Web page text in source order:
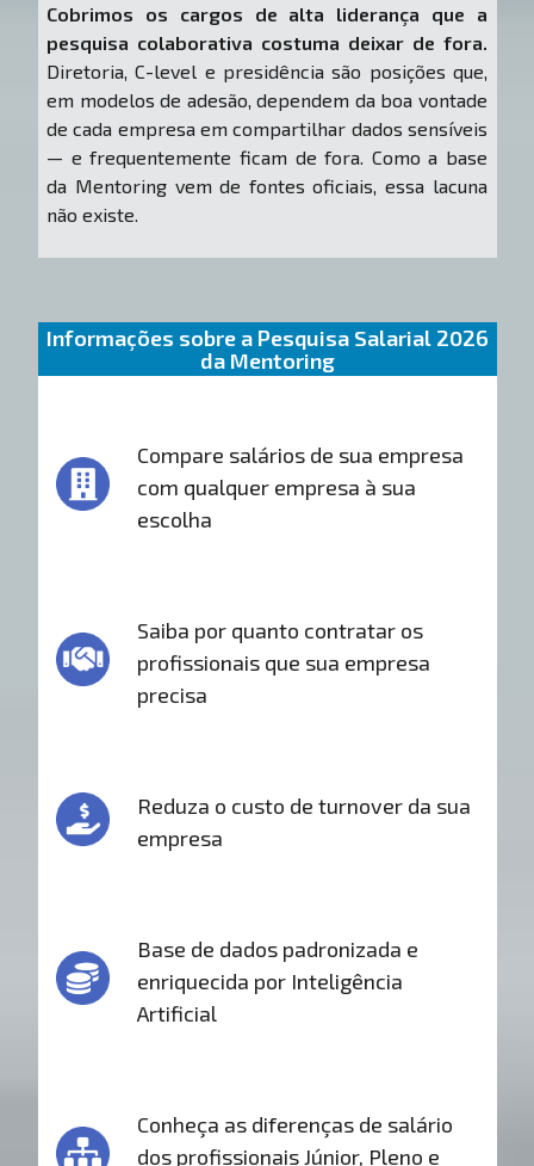
Cobrimos os cargos de alta liderança que a
pesquisa colaborativa costuma deixar de fora.
Diretoria, C-level e presidência são posições que,
em modelos de adesão, dependem da boa vontade
de cada empresa em compartilhar dados sensíveis
— e frequentemente ficam de fora. Como a base
da Mentoring vem de fontes oficiais, essa lacuna
não existe.
Informações sobre a Pesquisa Salarial 2026
da Mentoring
Compare salários de sua empresa
com qualquer empresa à sua
escolha
Saiba por quanto contratar os
profissionais que sua empresa
precisa
Reduza o custo de turnover da sua
empresa
Base de dados padronizada e
enriquecida por Inteligência
Artificial
Conheça as diferenças de salário
dos profissionais Júnior, Pleno e